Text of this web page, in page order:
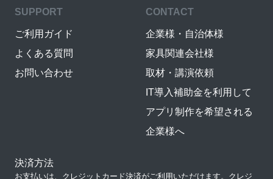
SUPPORT
ご利用ガイド
よくある質問
お問い合わせ
CONTACT
企業様・自治体様
家具関連会社様
取材・講演依頼
IT導入補助金を利用して
アプリ制作を希望される
企業様へ
決済方法
お支払いは、クレジットカード決済がご利用いただけます。クレジ